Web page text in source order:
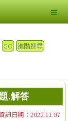
GO 進階搜尋
.解答
訊日期：2022.11.07